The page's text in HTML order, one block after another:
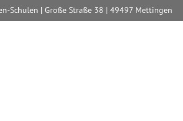
Schulen | Große Straße 38 | 49497 Mettingen